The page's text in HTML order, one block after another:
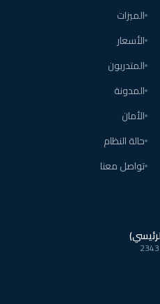
الميزات
الأسعار
المتدربون
المدونة
الأمان
حالة النظام
تواصل معنا